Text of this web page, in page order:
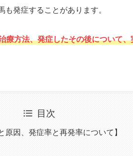
発症することがあります。
療方法、発症したその後について
目次
因、発症率と再発率について】